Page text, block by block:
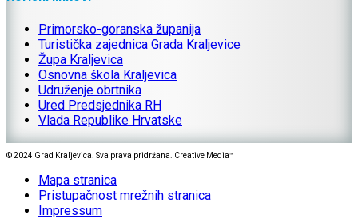
Primorsko-goranska županija
Turistička zajednica Grada Kraljevice
Župa Kraljevica
Osnovna škola Kraljevica
Udruženje obrtnika
Ured Predsjednika RH
Vlada Republike Hrvatske
© 2024 Grad Kraljevica. Sva prava pridržana. Creative Media™
Mapa stranica
Pristupačnost mrežnih stranica
Impressum